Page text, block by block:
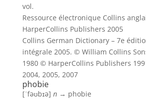
vol.
Ressource électronique Collins
HarperCollins Publishers 2005
Collins German Dictionary – 7e
intégrale 2005. © William Collins
1980 © HarperCollins Publishers
2004, 2005, 2007
phobie
[ˈfəʊbɪə] n→ phobie